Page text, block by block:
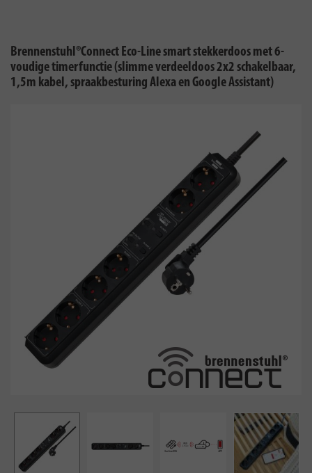
Brennenstuhl®Connect Eco-Line smart stekkerdoos met 6-
voudige timerfunctie (slimme verdeeldoos 2x2 schakelbaar,
1,5m kabel, spraakbesturing Alexa en Google Assistant)